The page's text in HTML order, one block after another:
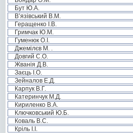
Бут Ю.А.
В’язівський В.М.
Геращенко І.В.
Гримчак Ю.М.
Гуменюк О.І.
Джемілєв М. .
Довгий С.О.
Жванія Д.В.
Заєць І.О.
Зейналов Е.Д.
Карпук В.Г.
Катеринчук М.Д.
Кириленко В.А.
Ключковський Ю.Б.
Коваль В.С.
Кріль І.І.